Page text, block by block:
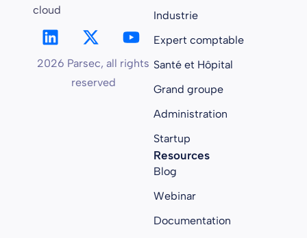
cloud
2026 Parsec, all rights
reserved
Industrie
Expert comptable
Santé et Hôpital
Grand groupe
Administration
Startup
Resources
Blog
Webinar
Documentation